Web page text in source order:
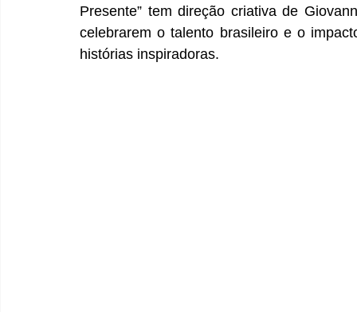
Presente” tem direção criativa de
celebrarem o talento brasileiro e o
histórias inspiradoras.